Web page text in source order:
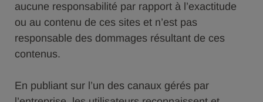
aucune responsabilité par rapport à l’exactitude
ou au contenu de ces sites et n’est pas
responsable des dommages résultant de ces
contenus.
En publiant sur l’un des canaux gérés par